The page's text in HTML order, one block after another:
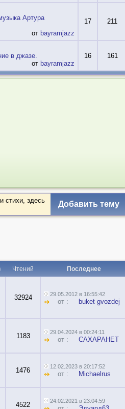
Артура
от bayramjazz
17 211
в джазе.
от bayramjazz
16 161
стихи, здесь
Добавить тему
Чтений Последнее
32924 29.05.2012 в 16:55:42
от : buket gvozdej
1183 29.04.2024 в 00:24:11
от : CAXAPAHET
1476 12.02.2023 в 20:17:52
от : Michaelrus
4522 24.02.2021 в 23:04:59